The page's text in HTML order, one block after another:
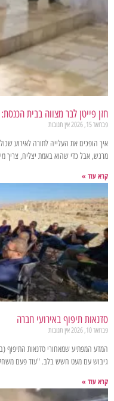
חזן פייטן לבר מצווה בבית
פברואר 15, 2026 אין תגובות
איך הופכים את העלייה לתורה לאירוע
מרגש, אבל כדי שהוא באמת יצליח, צריך
קרא עוד »
סדנאות תיפוף באירועי חברה
פברואר 10, 2026 אין תגובות
המדע המפתיע שמאחורי סדנאות התיפוף
גיבוש עם מעט חשש בלב. "עוד פעם
קרא עוד »